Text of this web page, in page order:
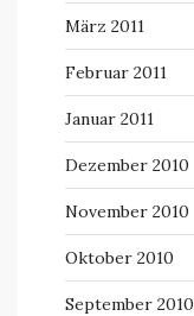
März 2011
Februar 2011
Januar 2011
Dezember 2010
November 2010
Oktober 2010
September 2010